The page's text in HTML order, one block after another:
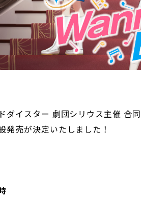
ドダイスター 劇団シリウス主催
発売が決定いたしました！